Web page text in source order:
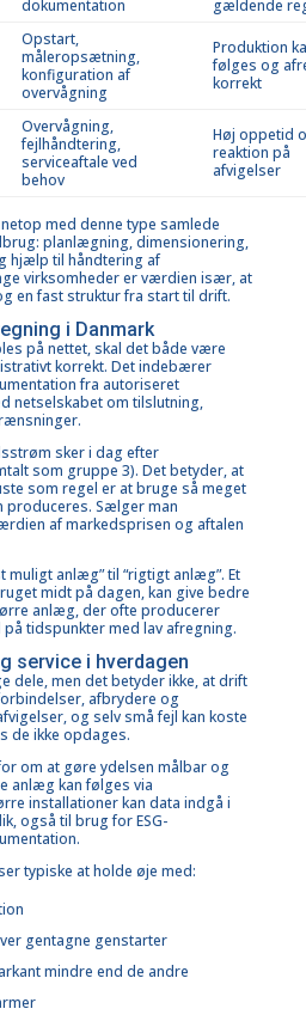
dokumentation gældende
Opstart,
måleropsætning,
konfiguration af
overvågning
Produktion
følges og
korrekt
Overvågning,
fejlhåndtering,
serviceaftale ved
behov
Høj oppetid
reaktion på
afvigelser
med denne type samlede
planlægning, dimensionering,
hjælp til håndtering af
virksomheder er værdien især, at
en fast struktur fra start til drift.
i Danmark
på nettet, skal det både være
korrekt. Det indebærer
fra autoriseret
netselskabet om tilslutning,
sker i dag efter
som gruppe 3). Det betyder, at
som regel er at bruge så meget
produceres. Sælger man
af markedsprisen og aftalen
muligt anlæg” til “rigtigt anlæg”. Et
midt på dagen, kan give bedre
anlæg, der ofte producerer
tidspunkter med lav afregning.
service i hverdagen
dele, men det betyder ikke, at drift
afbrydere og
og selv små fejl kan koste
de ikke opdages.
om at gøre ydelsen målbar og
anlæg kan følges via
installationer kan data indgå i
også til brug for ESG-
typiske at holde øje med:
gentagne genstarter
mindre end de andre